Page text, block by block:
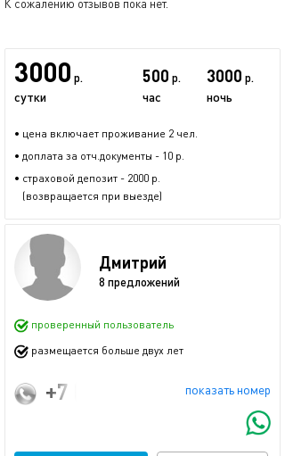
К сожалению отзывов пока нет.
3000 р.
сутки
500 р.
час
3000 р.
ночь
• цена включает проживание 2 чел.
• доплата за отч.документы - 10 р.
• страховой депозит - 2000 р.
(возвращается при выезде)
Дмитрий
8 предложений
проверенный пользователь
размещается больше двух лет
показать номер
+7 (903) 596-33-66